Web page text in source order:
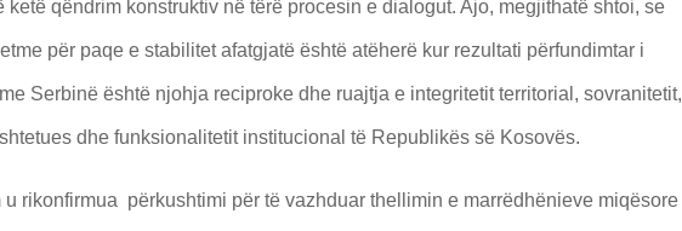
ketë qëndrim konstruktiv në tërë procesin e dialogut. Ajo, megjithatë shtoi, se
për paqe e stabilitet afatgjatë është atëherë kur rezultati përfundimtar i
Serbinë është njohja reciproke dhe ruajtja e integritetit territorial, sovranitetit,
dhe funksionalitetit institucional të Republikës së Kosovës.
u rikonfirmua përkushtimi për të vazhduar thellimin e marrëdhënieve miqësore